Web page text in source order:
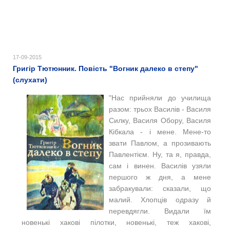
17-09-2015
Григір Тютюнник. Повість "Вогник далеко в степу"
(слухати)
"Нас прийняли до училища
разом: трьох Василів - Василя
Силку, Василя Обору, Василя
Кібкала - і мене. Мене-то
звати Павлом, а прозивають
Павлентієм. Ну, та я, правда,
сам і винен. Василів узяли
першого ж дня, а мене
забракували: сказали, що
малий. Хлопців одразу й
перевдягли. Видали їм
новенькі хакові пілотки, новенькі, теж хакові,